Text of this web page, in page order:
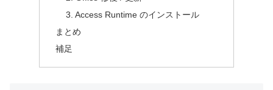
3. Access Runtime のインストール
まとめ
補足